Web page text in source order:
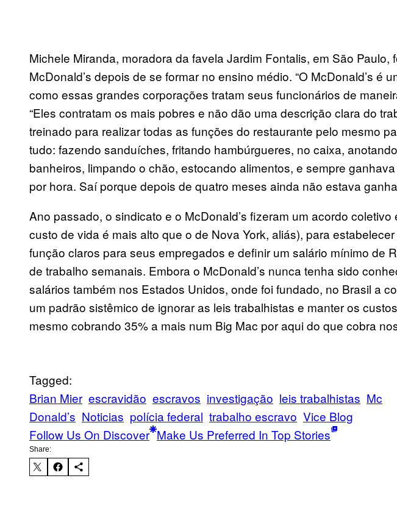
Michele Miranda, moradora da favela Jardim Fontalis, em São Paulo,
McDonald’s depois de se formar no ensino médio. “O McDonald’s é
como essas grandes corporações tratam seus funcionários de
“Eles contratam os mais pobres e não dão uma descrição clara do
treinado para realizar todas as funções do restaurante pelo mesmo
tudo: fazendo sanduíches, fritando hambúrgueres, no caixa,
banheiros, limpando o chão, estocando alimentos, e sempre
por hora. Saí porque depois de quatro meses ainda não estava
Ano passado, o sindicato e o McDonald’s fizeram um acordo coletivo
custo de vida é mais alto que o de Nova York, aliás), para
função claros para seus empregados e definir um salário mínimo de
de trabalho semanais. Embora o McDonald’s nunca tenha sido
salários também nos Estados Unidos, onde foi fundado, no Brasil a
um padrão sistêmico de ignorar as leis trabalhistas e manter os
mesmo cobrando 35% a mais num Big Mac por aqui do que cobra
Tagged:
Brian Mier escravidão escravos investigação leis trabalhistas Mc
Donald’s Noticias polícia federal trabalho escravo Vice Blog
Follow Us On Discover Make Us Preferred In Top Stories
Share: